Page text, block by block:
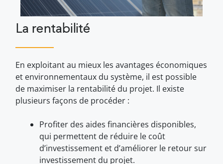
La rentabilité
En exploitant au mieux les avantages économiques
et environnementaux du système, il est possible
de maximiser la rentabilité du projet. Il existe
plusieurs façons de procéder :
Profiter des aides financières disponibles,
qui permettent de réduire le coût
d’investissement et d’améliorer le retour sur
investissement du projet.